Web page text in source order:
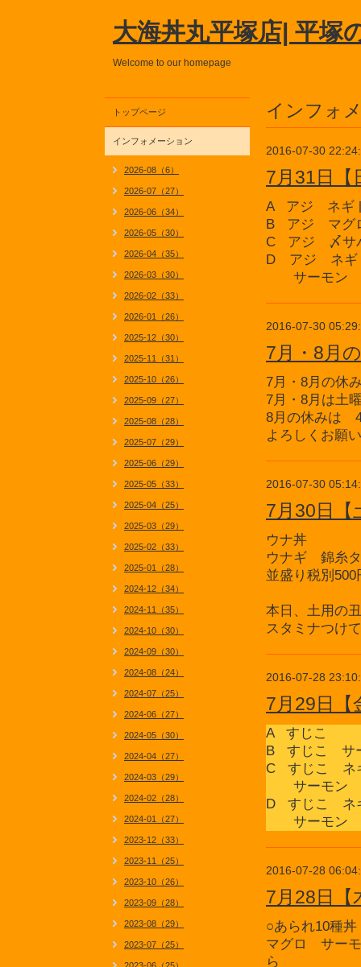
大海丼丸平塚店| 平塚
Welcome to our homepage
インフォ
2016-07-30
7月31日【
A アジ ネギ
B アジ マグ
C アジ 〆サ
D アジ ネギ
サーモン
2016-07-30
7月・8月
7月・8月の休
7月・8月は土
8月の休みは 4
よろしくお願
2016-07-30
7月30日【
ウナ丼
ウナギ 錦糸
並盛り税別
本日、土用の
スタミナつけ
2016-07-28
7月29日【
A すじこ
B すじこ
C すじこ ネ
サーモン
D すじこ ネ
サーモン
2016-07-28
7月28日【
○あられ10種丼
マグロ サー
ら
トップページ
インフォメーション
2026-08（6）
2026-07（27）
2026-06（34）
2026-05（30）
2026-04（35）
2026-03（30）
2026-02（33）
2026-01（26）
2025-12（30）
2025-11（31）
2025-10（26）
2025-09（27）
2025-08（28）
2025-07（29）
2025-06（29）
2025-05（33）
2025-04（25）
2025-03（29）
2025-02（33）
2025-01（28）
2024-12（34）
2024-11（35）
2024-10（30）
2024-09（30）
2024-08（24）
2024-07（25）
2024-06（27）
2024-05（30）
2024-04（27）
2024-03（29）
2024-02（28）
2024-01（27）
2023-12（33）
2023-11（25）
2023-10（26）
2023-09（28）
2023-08（29）
2023-07（25）